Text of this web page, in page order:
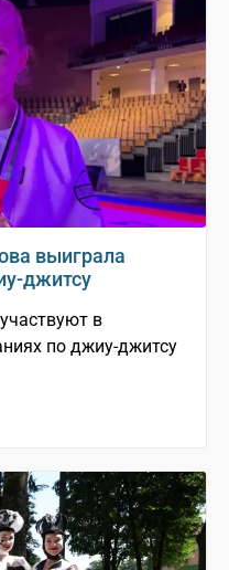
выиграла
джитсу
в
по джиу-джитсу